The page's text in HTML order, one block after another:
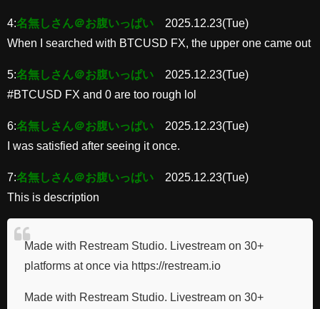
4:名無しさん＠お腹いっぱい
2025.12.23(Tue)
When I searched with BTCUSD FX, the upper one came out
5:名無しさん＠お腹いっぱい
2025.12.23(Tue)
#BTCUSD FX and 0 are too rough lol
6:名無しさん＠お腹いっぱい
2025.12.23(Tue)
I was satisfied after seeing it once.
7:名無しさん＠お腹いっぱい
2025.12.23(Tue)
This is description
Made with Restream Studio. Livestream on 30+
platforms at once via https://restream.io
Made with Restream Studio. Livestream on 30+